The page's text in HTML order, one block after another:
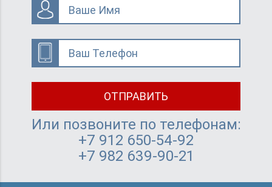
Ваше Имя
Ваш Телефон
ОТПРАВИТЬ
Или позвоните по телефонам:
+7 912 650-54-92
+7 982 639-90-21